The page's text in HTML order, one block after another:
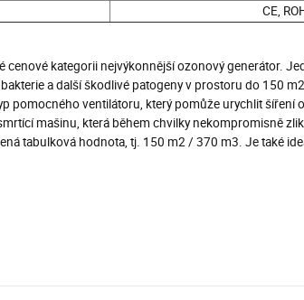
CE,
cenové kategorii nejvýkonnější ozonový generátor.
a další škodlivé patogeny v prostoru do 150
pomocného ventilátoru, který pomůže urychlit
mašinu, která během chvilky nekompromisně
tabulková hodnota, tj. 150 m2 / 370 m3. Je také